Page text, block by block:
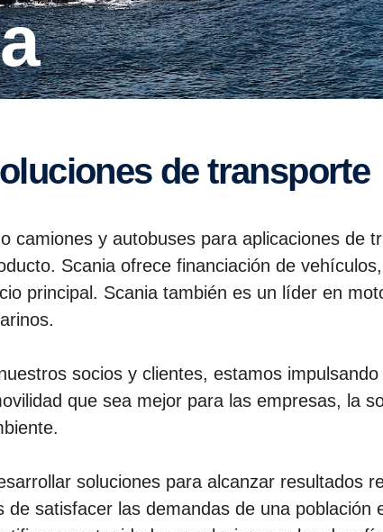
de transporte
y autobuses para aplicaciones de
Scania ofrece financiación de
principal. Scania también es un líder en
socios y clientes, estamos
que sea mejor para las empresas, la
soluciones para alcanzar resultados
satisfacer las demandas de una población